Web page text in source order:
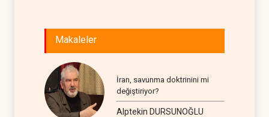
Makaleler
İran, savunma doktrinini mi
değiştiriyor?
Alptekin DURSUNOĞLU